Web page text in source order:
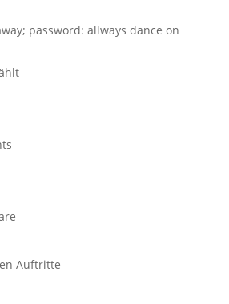
password: allways dance on
Auftritte